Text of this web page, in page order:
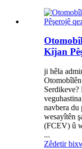
Kîjan
ji hêla
navbera du
wesayîtên
(FCEV) û
...
Zêdetir